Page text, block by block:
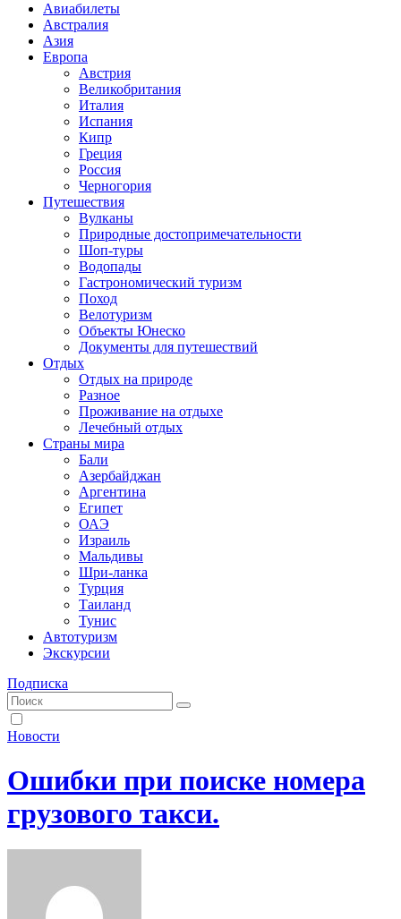
Авиабилеты
Австралия
Азия
Европа
Австрия
Великобритания
Италия
Испания
Кипр
Греция
Россия
Черногория
Путешествия
Вулканы
Природные достопримечательности
Шоп-туры
Водопады
Гастрономический туризм
Поход
Велотуризм
Объекты Юнеско
Документы для путешествий
Отдых
Отдых на природе
Разное
Проживание на отдыхе
Лечебный отдых
Страны мира
Бали
Азербайджан
Аргентина
Египет
ОАЭ
Израиль
Мальдивы
Шри-ланка
Турция
Таиланд
Тунис
Автотуризм
Экскурсии
Подписка
Новости
Ошибки при поиске номера
грузового такси.